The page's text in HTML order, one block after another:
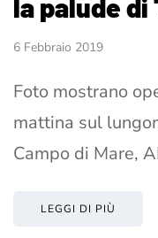
la palude di
6 Febbraio 2019
Foto mostrano
mattina sul
Campo di Mare,
LEGGI DI PIÙ